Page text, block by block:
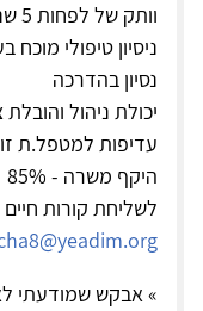
וותק של לפחות 5 שנים
ניסיון טיפולי
נסיון בהדרכה
יכולת ניהול והובלת
עדיפות למטפל.ת
היקף משרה - 85%
לשליחת קורות חיים
» אבקש שמודעתי